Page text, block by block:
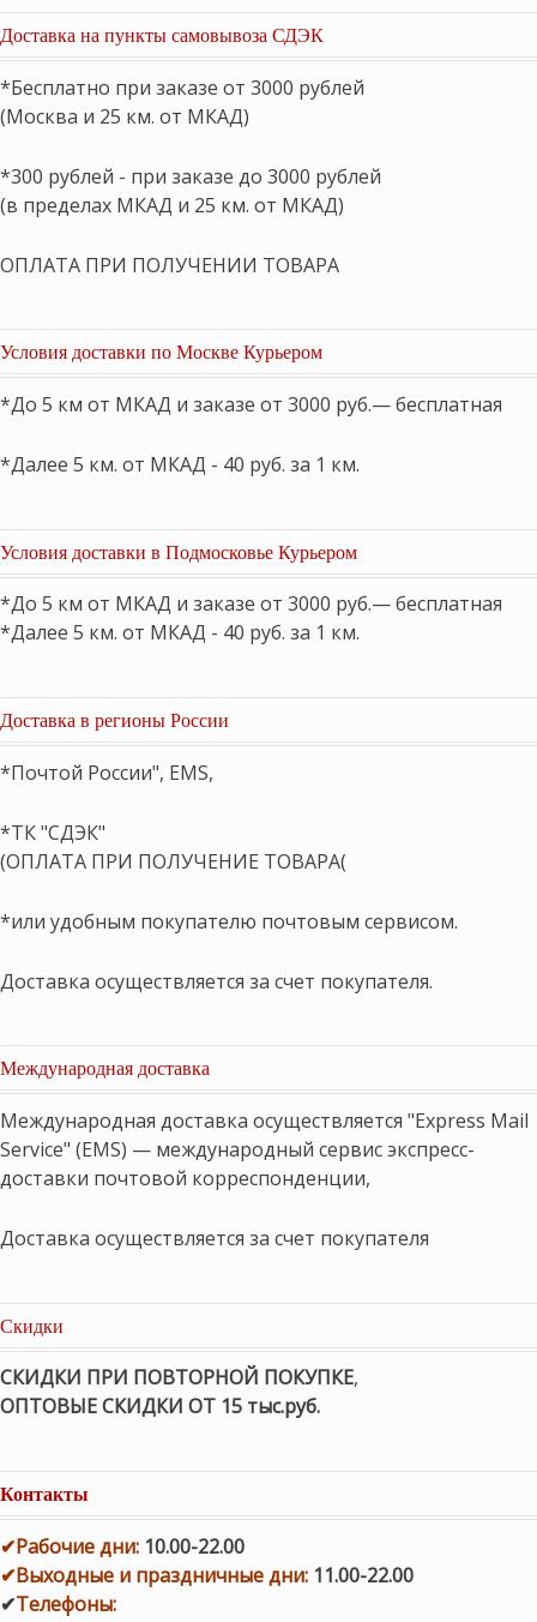
Доставка на пункты самовывоза СДЭК
*Бесплатно при заказе от 3000 рублей
(Москва и 25 км. от МКАД)
*300 рублей - при заказе до 3000 рублей
(в пределах МКАД и 25 км. от МКАД)
ОПЛАТА ПРИ ПОЛУЧЕНИИ ТОВАРА
Условия доставки по Москве Курьером
*До 5 км от МКАД и заказе от 3000 руб.— бесплатная
*Далее 5 км. от МКАД - 40 руб. за 1 км.
Условия доставки в Подмосковье Курьером
*До 5 км от МКАД и заказе от 3000 руб.— бесплатная
*Далее 5 км. от МКАД - 40 руб. за 1 км.
Доставка в регионы России
*Почтой России", EMS,
*ТК "СДЭК"
(ОПЛАТА ПРИ ПОЛУЧЕНИЕ ТОВАРА(
*или удобным покупателю почтовым сервисом.
Доставка осуществляется за счет покупателя.
Международная доставка
Международная доставка осуществляется "Express Mail
Service" (EMS) — международный сервис экспресс-
доставки почтовой корреспонденции,
Доставка осуществляется за счет покупателя
Скидки
СКИДКИ ПРИ ПОВТОРНОЙ ПОКУПКЕ,
ОПТОВЫЕ СКИДКИ ОТ 15 тыс.руб.
Контакты
✔Рабочие дни: 10.00-22.00
✔Выходные и праздничные дни: 11.00-22.00
✔Телефоны: